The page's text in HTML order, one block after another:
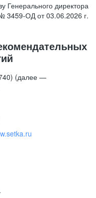
Генерального директора
3459-ОД от 03.06.2026 г.
(далее —